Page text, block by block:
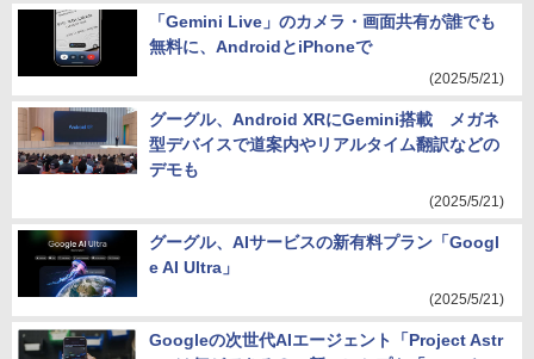
「Gemini Live」のカメラ・画面共有が誰でも
無料に、AndroidとiPhoneで
(2025/5/21)
グーグル、Android XRにGemini搭載 メガネ
型デバイスで道案内やリアルタイム翻訳などの
デモも
(2025/5/21)
グーグル、AIサービスの新有料プラン「Googl
e AI Ultra」
(2025/5/21)
Googleの次世代AIエージェント「Project Astr